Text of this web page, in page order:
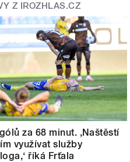
Z IROZHLAS.CZ
za 68 minut. ,Naštěstí
využívat služby
říká Frťala